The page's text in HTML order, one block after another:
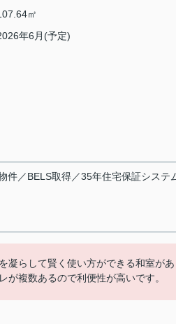
㎡
年6月(予定)
件／BELS取得／35年住宅保証システ
凝らして賢く使い方ができる和室が
複数あるので利便性が高いです。